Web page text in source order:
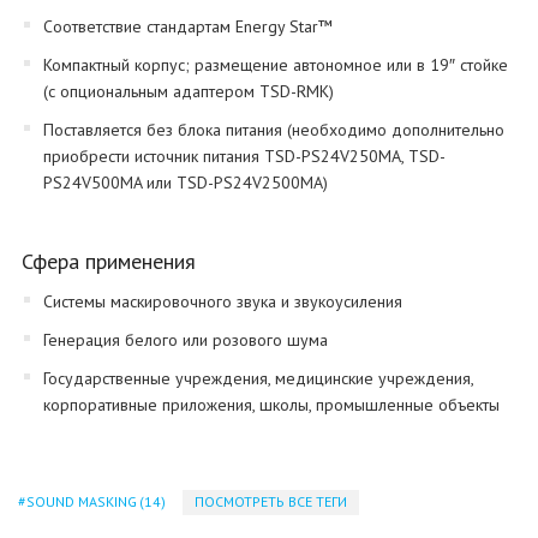
Соответствие стандартам Energy Star™
Компактный корпус; размещение автономное или в 19″ стойке
(с опциональным адаптером TSD-RMK)
Поставляется без блока питания (необходимо дополнительно
приобрести источник питания TSD-PS24V250MA, TSD-
PS24V500MA или TSD-PS24V2500MA)
Сфера применения
Системы маскировочного звука и звукоусиления
Генерация белого или розового шума
Государственные учреждения, медицинские учреждения,
корпоративные приложения, школы, промышленные объекты
SOUND MASKING (14) ПОСМОТРЕТЬ ВСЕ ТЕГИ